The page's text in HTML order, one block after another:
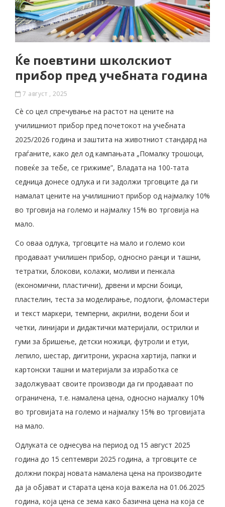
Ќе поевтини школскиот
прибор пред учебната година
7 август , 2025
Сè со цел спречување на растот на цените на
училишниот прибор пред почетокот на учебната
2025/2026 година и заштита на животниот стандард на
граѓаните, како дел од кампањата „Помалку трошоци,
повеќе за тебе, се грижиме”, Владата на 100-тата
седница донесе одлука и ги задолжи трговците да ги
намалат цените на училишниот прибор од најмалку 10%
во трговија на големо и најмалку 15% во трговија на
мало.
Со оваа одлука, трговците на мало и големо кои
продаваат училишен прибор, односно ранци и ташни,
тетратки, блокови, колажи, моливи и пенкала
(економични, пластични), дрвени и мрсни боици,
пластелин, теста за моделирање, подлоги, фломастери
и текст маркери, темперни, акрилни, водени бои и
четки, линијари и дидактички материјали, острилки и
гуми за бришење, детски ножици, футроли и етуи,
лепило, шестар, дигитрони, украсна хартија, папки и
картонски ташни и материјали за изработка се
задолжуваат своите производи да ги продаваат по
ограничена, т.е. намалена цена, односно најмалку 10%
во трговијата на големо и најмалку 15% во трговијата
на мало.
Одлуката се однесува на период од 15 август 2025
година до 15 септември 2025 година, а трговците се
должни покрај новата намалена цена на производите
да ја објават и старата цена која важела на 01.06.2025
година, која цена се зема како базична цена на која се